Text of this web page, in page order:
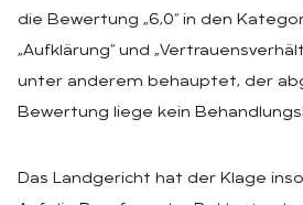
die Bewertung „6,0“ in den
„Aufklärung“ und
unter anderem behauptet, der
Bewertung liege kein
Das Landgericht hat der Klage